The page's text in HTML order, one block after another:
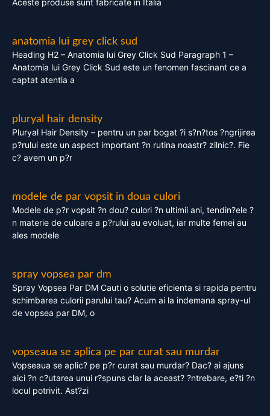
Aceste produse sunt fabricate in Italia
anatomia lui grey click sud
Heading H2 – Anatomia lui Grey Click Sud Paragraph 1 –
Anatomia lui Grey Click Sud este un fenomen fascinant ce a
captat atentia a
pluryal hair density
Pluryal Hair Density – pentru un par bogat ?i s?n?tos ?ngrijirea
p?rului este un aspect important ?n rutina noastr? zilnic?. Fie
c? avem un p?r
modele de par vopsit in doua culori
Modele de p?r vopsit ?n dou? culori ?n ultimii ani, tendin?ele ?
n materie de culoare a p?rului au evoluat, iar multe femei au
ales modele
spray vopsea par dm
Spray Vopsea Par DM Cauti o solutie eficienta si rapida pentru
schimbarea culorii parului tau? Acum ai la indemana spray-ul
de vopsea par DM, o
vopseaua se aplica pe par curat sau murdar
Vopseaua se aplic? pe p?r curat sau murdar? Dac? ai ajuns
aici ?n c?utarea unui r?spuns clar la aceast? ?ntrebare, e?ti ?n
locul potrivit. Ast?zi